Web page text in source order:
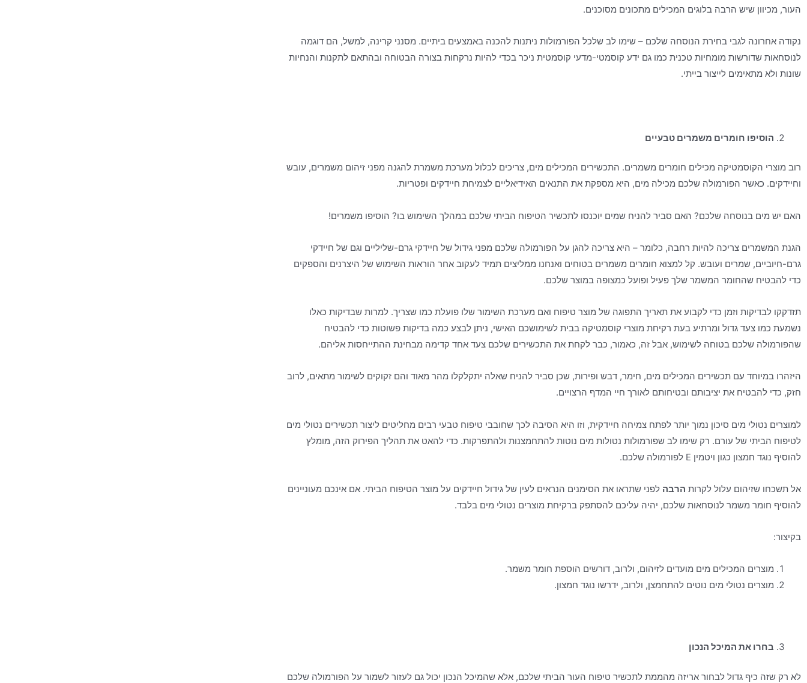
העור, מכיוון שיש הרבה בלוגים המכילים מתכונים מסוכנים.
נקודה אחרונה לגבי בחירת הנוסחה שלכם – שימו לב שלכל הפורמולות ניתנות להכנה באמצעים ביתיים. מסנני קרינה, למשל, הם דוגמה
לנוסחאות שדורשות מומחיות טכנית כמו גם ידע קוסמטי-מדעי קוסמטית ניכר בכדי להיות נרקחות בצורה הבטוחה ובהתאם לתקנות והנחיות
שונות ולא מתאימים לייצור בייתי.
הוסיפו חומרים משמרים טבעיים
רוב מוצרי הקוסמטיקה מכילים חומרים משמרים. התכשירים המכילים מים, צריכים לכלול מערכת משמרת להגנה מפני זיהום משמרים, עובש
וחיידקים. כאשר הפורמולה שלכם מכילה מים, היא מספקת את התנאים האידיאליים לצמיחת חיידקים ופטריות.
האם יש מים בנוסחה שלכם? האם סביר להניח שמים יוכנסו לתכשיר הטיפוח הביתי שלכם במהלך השימוש בו? הוסיפו משמרים!
הגנת המשמרים צריכה להיות רחבה, כלומר – היא צריכה להגן על הפורמולה שלכם מפני גידול של חיידקי גרם-שליליים וגם של חיידקי
גרם-חיוביים, שמרים ועובש. קל למצוא חומרים משמרים בטוחים ואנחנו ממליצים תמיד לעקוב אחר הוראות השימוש של היצרנים והספקים
כדי להבטיח שהחומר המשמר שלך פעיל ופועל כמצופה במוצר שלכם.
תזדקקו לבדיקות וזמן כדי לקבוע את תאריך התפוגה של מוצר טיפוח ואם מערכת השימור שלו פועלת כמו שצריך. למרות שבדיקות כאלו
נשמעת כמו צעד גדול ומרתיע בעת רקיחת מוצרי קוסמטיקה בבית לשימושכם האישי, ניתן לבצע כמה בדיקות פשוטות כדי להבטיח
שהפורמולה שלכם בטוחה לשימוש, אבל זה, כאמור, כבר לקחת את התכשירים שלכם צעד אחד קדימה מבחינת ההתייחסות אליהם.
היזהרו במיוחד עם תכשירים המכילים מים, חימר, דבש ופירות, שכן סביר להניח שאלה יתקלקלו מהר מאוד והם זקוקים לשימור מתאים, לרוב
חזק, כדי להבטיח את יציבותם ובטיחותם לאורך חיי המדף הרצויים.
למוצרים נטולי מים סיכון נמוך יותר לפתח צמיחה חיידקית, וזו היא הסיבה לכך שחובבי טיפוח טבעי רבים מחליטים ליצור תכשירים נטולי מים
לטיפוח הביתי של עורם. רק שימו לב שפורמולות נטולות מים נוטות להתחמצנות ולהתפרקות. כדי להאט את תהליך הפירוק הזה, מומלץ
להוסיף נוגד חמצון כגון ויטמין E לפורמולה שלכם.
אל תשכחו שזיהום עלול לקרות הרבה לפני שתראו את הסימנים הנראים לעין של גידול חיידקים על מוצר הטיפוח הביתי. אם אינכם מעוניינים
להוסיף חומר משמר לנוסחאות שלכם, יהיה עליכם להסתפק ברקיחת מוצרים נטולי מים בלבד.
בקיצור:
מוצרים המכילים מים מועדים לזיהום, ולרוב, דורשים הוספת חומר משמר.
מוצרים נטולי מים נוטים להתחמצן, ולרוב, ידרשו נוגד חמצון.
בחרו את המיכל הנכון
לא רק שזה כיף גדול לבחור אריזה מהממת לתכשיר טיפוח העור הביתי שלכם, אלא שהמיכל הנכון יכול גם לעזור לשמור על הפורמולה שלכם